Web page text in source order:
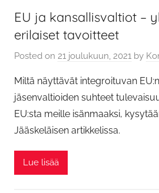
EU ja kansallisvaltiot –
erilaiset tavoitteet
Posted on 21 joulukuun, 2021 by
Miltä näyttävät integroituvan
jäsenvaltioiden suhteet
EU:sta meille isänmaaksi,
Jääskeläisen artikkelissa.
Lue lisää